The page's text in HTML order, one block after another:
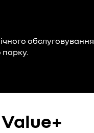
обслуговування
парку.